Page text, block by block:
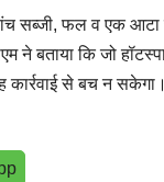
सब्जी, फल व एक
ने बताया कि जो
कार्रवाई से बच न सकेगा।